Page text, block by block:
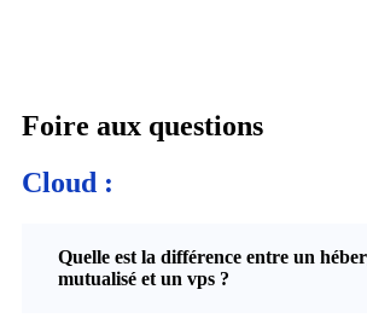
Foire aux questions
Cloud :
Quelle est la différence entre un
mutualisé et un vps ?